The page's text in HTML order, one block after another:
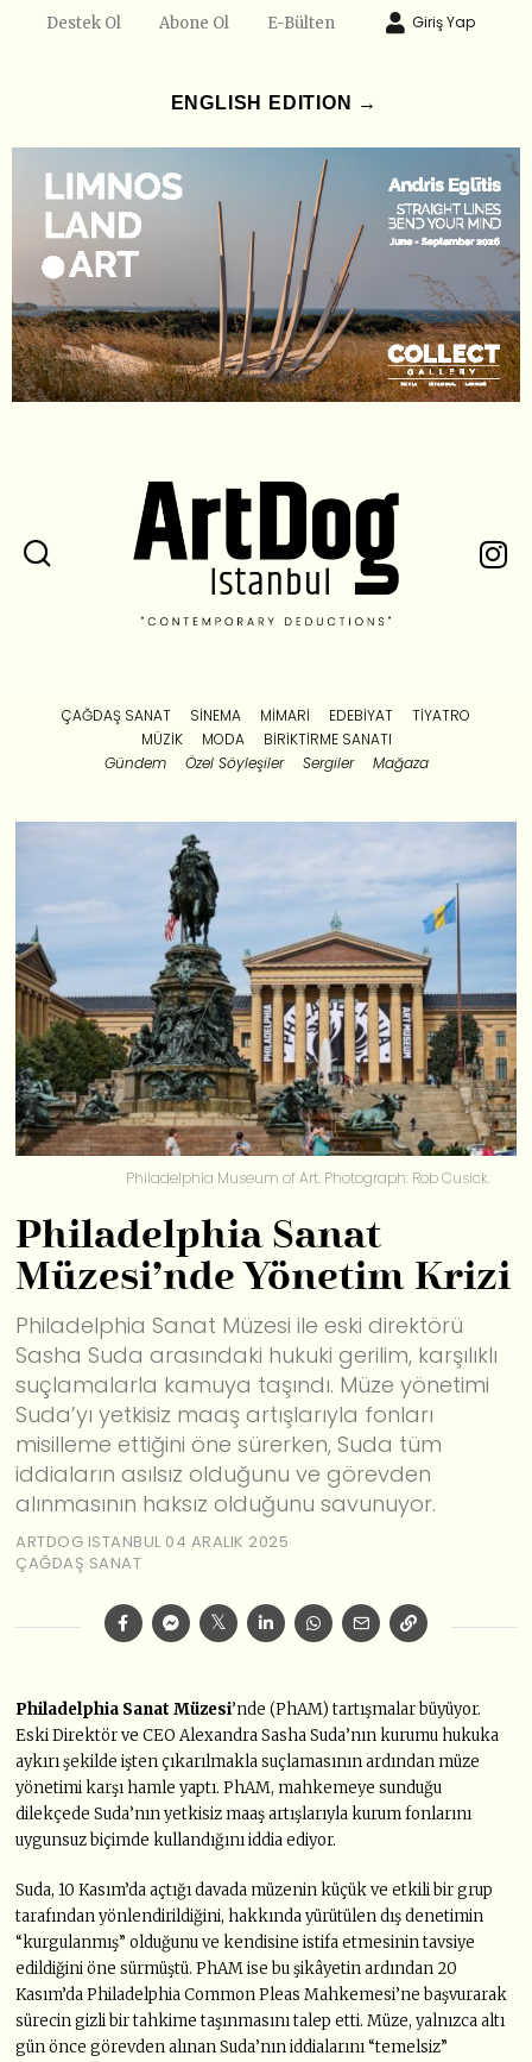
Destek Ol Abone Ol E-Bülten Giriş Yap
ENGLISH EDITION →
ÇAĞDAŞ SANAT SINEMA MIMARI EDEBIYAT
TIYATRO
MÜZIK
MODA
BIRIKTIRME SANATI
Gündem
Özel Söyleşiler Sergiler Mağaza
Philadelphia Museum of Art. Photograph: Rob Cusick.
Philadelphia Sanat
Müzesi’nde Yönetim Krizi
Philadelphia Sanat Müzesi ile eski direktörü
Sasha Suda arasındaki hukuki gerilim, karşılıklı
suçlamalarla kamuya taşındı. Müze yönetimi
Suda’yı yetkisiz maaş artışlarıyla fonları
misilleme ettiğini öne sürerken, Suda tüm
iddiaların asılsız olduğunu ve görevden
alınmasının haksız olduğunu savunuyor.
ARTDOG ISTANBUL 04 ARALIK 2025
ÇAĞDAŞ SANAT
Philadelphia Sanat Müzesi’nde (PhAM) tartışmalar büyüyor.
Eski Direktör ve CEO Alexandra Sasha Suda’nın kurumu hukuka
aykırı şekilde işten çıkarılmakla suçlamasının ardından müze
yönetimi karşı hamle yaptı. PhAM, mahkemeye sunduğu
dilekçede Suda’nın yetkisiz maaş artışlarıyla kurum fonlarını
uygunsuz biçimde kullandığını iddia ediyor.
Suda, 10 Kasım’da açtığı davada müzenin küçük ve etkili bir grup
tarafından yönlendirildiğini, hakkında yürütülen dış denetimin
“kurgulanmış” olduğunu ve kendisine istifa etmesinin tavsiye
edildiğini öne sürmüştü. PhAM ise bu şikâyetin ardından 20
Kasım’da Philadelphia Common Pleas Mahkemesi’ne başvurarak
sürecin gizli bir tahkime taşınmasını talep etti. Müze, yalnızca altı
gün önce görevden alınan Suda’nın iddialarını “temelsiz”